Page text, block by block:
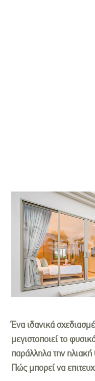
Ένα ιδανικά
μεγιστοποιεί το
παράλληλα την
Πώς μπορεί να